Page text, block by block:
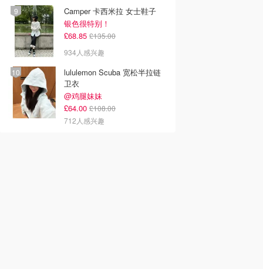
Camper 卡西米拉 女士鞋子
银色很特别！
£68.85 £135.00
934人感兴趣
lululemon Scuba 宽松半拉链
卫衣
@鸡腿妹妹
£64.00 £108.00
712人感兴趣